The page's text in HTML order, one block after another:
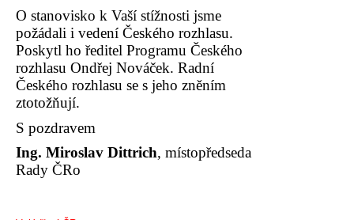
O stanovisko k Vaší stížnosti jsme
požádali i vedení Českého rozhlasu.
Poskytl ho ředitel Programu Českého
rozhlasu Ondřej Nováček. Radní
Českého rozhlasu se s jeho zněním
ztotožňují.
S pozdravem
Ing. Miroslav Dittrich, místopředseda
Rady ČRo